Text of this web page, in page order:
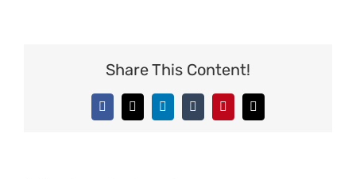
Share This Content!
Facebook
X LinkedInTumblrPinterestCorreo
electrónico